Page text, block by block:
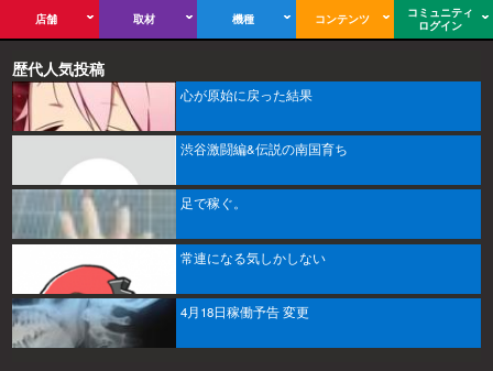
店舗 取材 機種 コンテンツ
コミュニティ
ログイン
歴代人気投稿
心が原始に戻った結果
渋谷激闘編&伝説の南国育ち
足で稼ぐ。
常連になる気しかしない
4月18日稼働予告 変更